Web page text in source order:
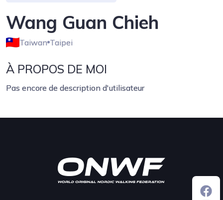
Wang Guan Chieh
Taiwan Taipei
À PROPOS DE MOI
Pas encore de description d'utilisateur